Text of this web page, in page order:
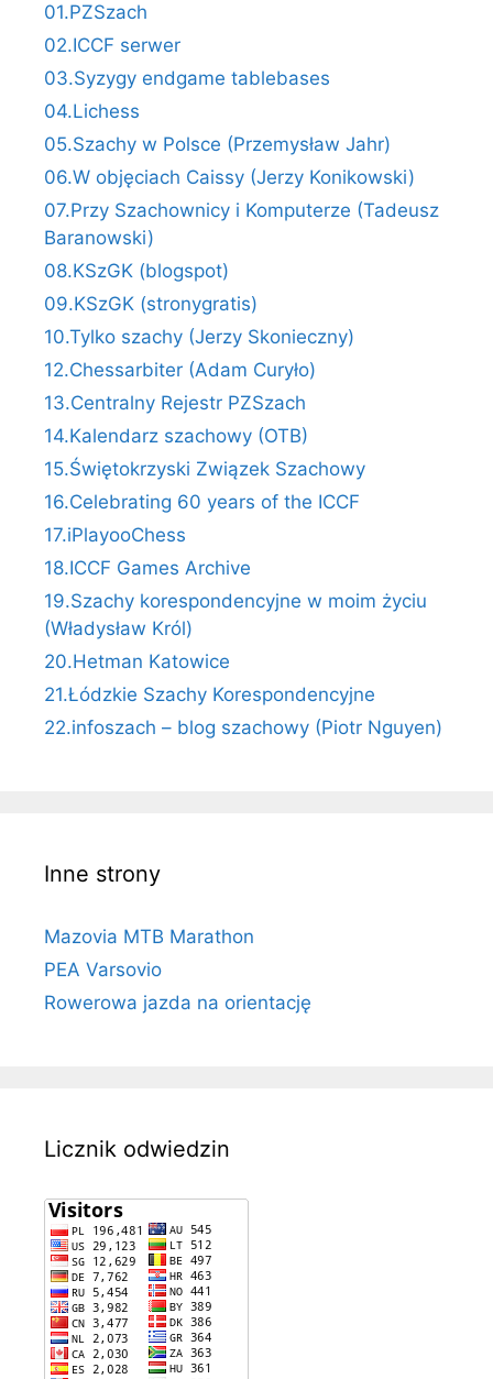
01.PZSzach
02.ICCF serwer
03.Syzygy endgame tablebases
04.Lichess
05.Szachy w Polsce (Przemysław Jahr)
06.W objęciach Caissy (Jerzy Konikowski)
07.Przy Szachownicy i Komputerze (Tadeusz
Baranowski)
08.KSzGK (blogspot)
09.KSzGK (stronygratis)
10.Tylko szachy (Jerzy Skonieczny)
12.Chessarbiter (Adam Curyło)
13.Centralny Rejestr PZSzach
14.Kalendarz szachowy (OTB)
15.Świętokrzyski Związek Szachowy
16.Celebrating 60 years of the ICCF
17.iPlayooChess
18.ICCF Games Archive
19.Szachy korespondencyjne w moim życiu
(Władysław Król)
20.Hetman Katowice
21.Łódzkie Szachy Korespondencyjne
22.infoszach – blog szachowy (Piotr Nguyen)
Inne strony
Mazovia MTB Marathon
PEA Varsovio
Rowerowa jazda na orientację
Licznik odwiedzin